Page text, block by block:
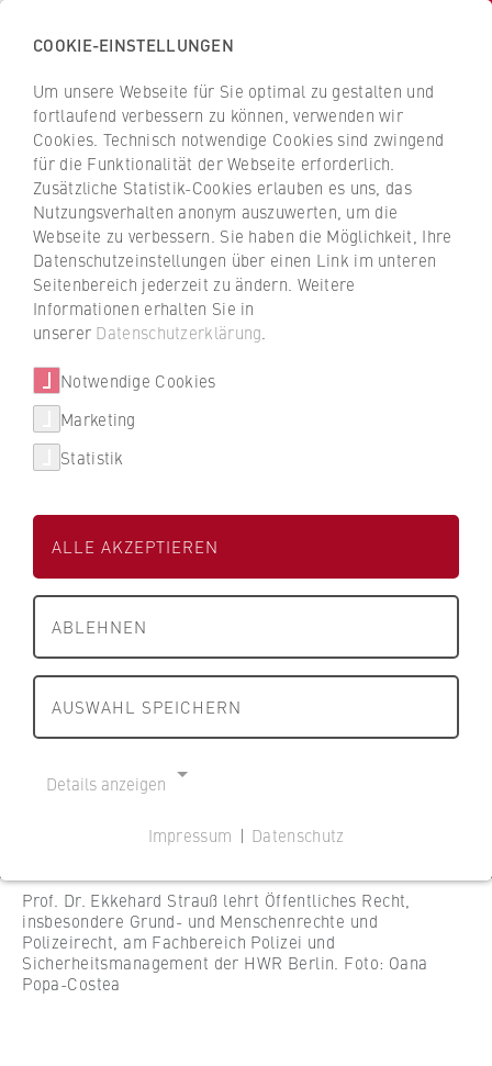
Z
u
ü
k
u
S
a
e
e
e
W
l
i
n
H
c
h
s
c
h
u
l
e
f
r
W
i
r
s
c
h
a
f
t
u
n
d
e
t
B
e
r
l
Z
u
r
ü
c
k
z
u
r
t
a
t
e
i
t
e
d
e
H
W
R
B
l
i
n
Themenjahr Verantwortung
Regierungen durch Engagement
zum Handeln bewegen
Bevor Prof. Dr. Ekkehard Strauß an die
HWR Berlin gewechselt ist, hat er in
Jordanien als Berater für die Vereinten
Nationen gearbeitet. Unter anderem für
Responsibility to Protect (R2P).
Prof. Dr. Ekkehard Strauß lehrt Öffentliches Recht,
insbesondere Grund- und Menschenrechte und
Polizeirecht, am Fachbereich Polizei und
Sicherheitsmanagement der HWR Berlin. Foto: Oana
Popa-Costea
COOKIE-EINSTELLUNGEN
Um unsere Webseite für Sie optimal zu gestalten und
fortlaufend verbessern zu können, verwenden wir
Cookies. Technisch notwendige Cookies sind zwingend
für die Funktionalität der Webseite erforderlich.
Zusätzliche Statistik-Cookies erlauben es uns, das
Nutzungsverhalten anonym auszuwerten, um die
Webseite zu verbessern. Sie haben die Möglichkeit, Ihre
Datenschutzeinstellungen über einen Link im unteren
Seitenbereich jederzeit zu ändern. Weitere
Informationen erhalten Sie in
unserer Datenschutzerklärung
Notwendige Cookies
Marketing
Statistik
ALLE AKZEPTIEREN
ABLEHNEN
AUSWAHL SPEICHERN
Details anzeigen
Cookie Consent
Name:
cookie_consent
Impressum | Datenschutz